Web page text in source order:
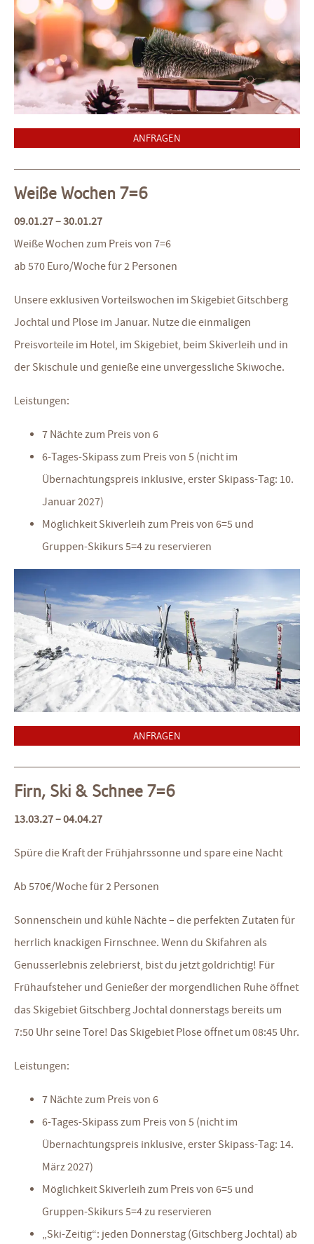
ANFRAGEN
Weiße Wochen 7=6
09.01.27 – 30.01.27
Weiße Wochen zum Preis von 7=6
ab 570 Euro/Woche für 2 Personen
Unsere exklusiven Vorteilswochen im Skigebiet Gitschberg
Jochtal und Plose im Januar. Nutze die einmaligen
Preisvorteile im Hotel, im Skigebiet, beim Skiverleih und in
der Skischule und genieße eine unvergessliche Skiwoche.
Leistungen:
7 Nächte zum Preis von 6
6-Tages-Skipass zum Preis von 5 (nicht im
Übernachtungspreis inklusive, erster Skipass-Tag: 10.
Januar 2027)
Möglichkeit Skiverleih zum Preis von 6=5 und
Gruppen-Skikurs 5=4 zu reservieren
ANFRAGEN
Firn, Ski & Schnee 7=6
13.03.27 – 04.04.27
Spüre die Kraft der Frühjahrssonne und spare eine Nacht
Ab 570€/Woche für 2 Personen
Sonnenschein und kühle Nächte – die perfekten Zutaten für
herrlich knackigen Firnschnee. Wenn du Skifahren als
Genusserlebnis zelebrierst, bist du jetzt goldrichtig! Für
Frühaufsteher und Genießer der morgendlichen Ruhe öffnet
das Skigebiet Gitschberg Jochtal donnerstags bereits um
7:50 Uhr seine Tore! Das Skigebiet Plose öffnet um 08:45 Uhr.
Leistungen:
7 Nächte zum Preis von 6
6-Tages-Skipass zum Preis von 5 (nicht im
Übernachtungspreis inklusive, erster Skipass-Tag: 14.
März 2027)
Möglichkeit Skiverleih zum Preis von 6=5 und
Gruppen-Skikurs 5=4 zu reservieren
„Ski-Zeitig“: jeden Donnerstag (Gitschberg Jochtal) ab